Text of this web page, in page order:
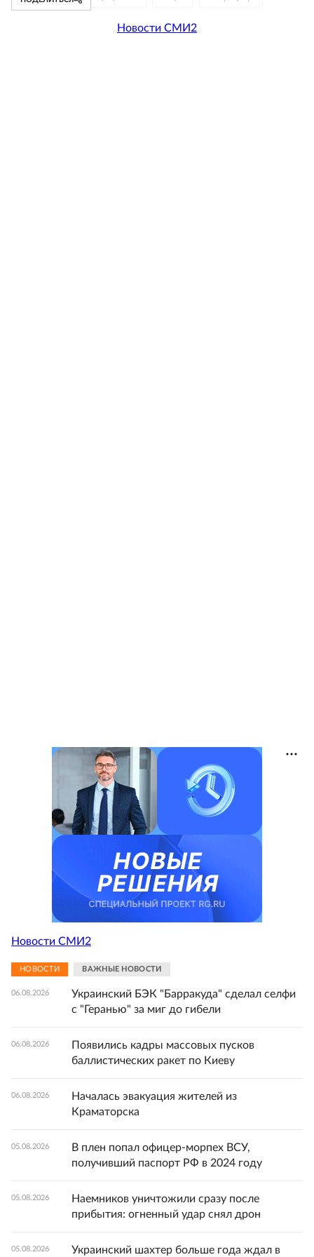
Новости СМИ2
Новости СМИ2
НОВОСТИ ВАЖНЫЕ НОВОСТИ
06.08.2026
Украинский БЭК "Барракуда" сделал селфи
с "Геранью" за миг до гибели
06.08.2026
Появились кадры массовых пусков
баллистических ракет по Киеву
06.08.2026
Началась эвакуация жителей из
Краматорска
05.08.2026
В плен попал офицер-морпех ВСУ,
получивший паспорт РФ в 2024 году
05.08.2026
Наемников уничтожили сразу после
прибытия: огненный удар снял дрон
05.08.2026 Украинский шахтер больше года ждал в